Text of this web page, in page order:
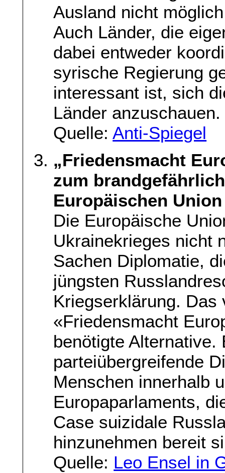
Ausland nicht
Auch Länder, die
dabei entweder
syrische Regierung
interessant ist, sich
Länder anzuschauen.
Quelle: Anti-Spiegel
„Friedensmacht
zum
Europäischen Union
Die Europäische
Ukrainekrieges nicht
Sachen Diplomatie,
jüngsten
Kriegserklärung. Das
«Friedensmacht
benötigte
parteiübergreifende
Menschen innerhalb
Europaparlaments,
Case suizidale
hinzunehmen bereit
Quelle: Leo Ensel in